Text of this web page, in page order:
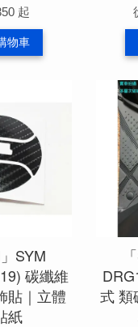
起
物車
SYM
碳纖維
貼｜立體
紙
式 類